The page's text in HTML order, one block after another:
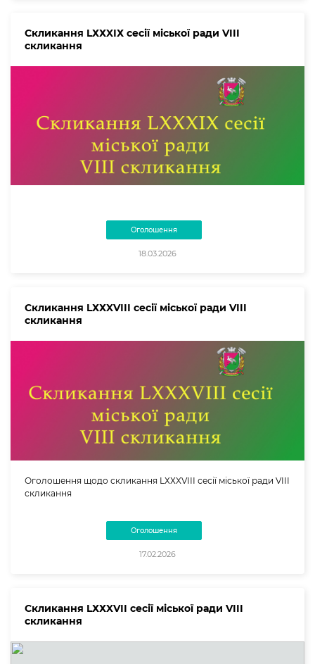
Скликання LХХXІХ сесії міської ради VIII
скликання
Оголошення
18.03.2026
Скликання LХХXVІІІ сесії міської ради VIII
скликання
Оголошення щодо скликання LХХXVІІІ сесії міської ради VIII
скликання
Оголошення
17.02.2026
Скликання LХХXVІІ сесії міської ради VIII
скликання